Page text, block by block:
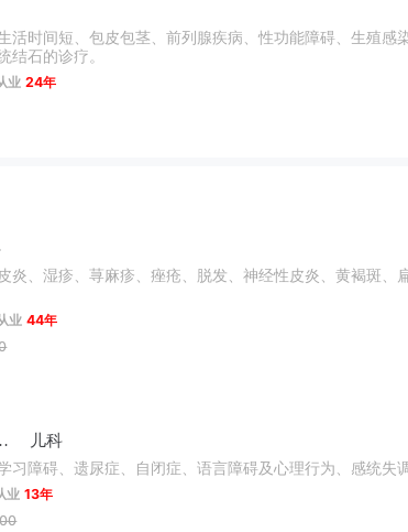
活时间短、包皮包茎、前列腺疾病、性功能障碍、生殖
结石的诊疗。
业 24年
炎、湿疹、荨麻疹、痤疮、脱发、神经性皮炎、黄褐斑
业 44年
康复医院
儿科
习障碍、遗尿症、自闭症、语言障碍及心理行为、感统失
业 13年